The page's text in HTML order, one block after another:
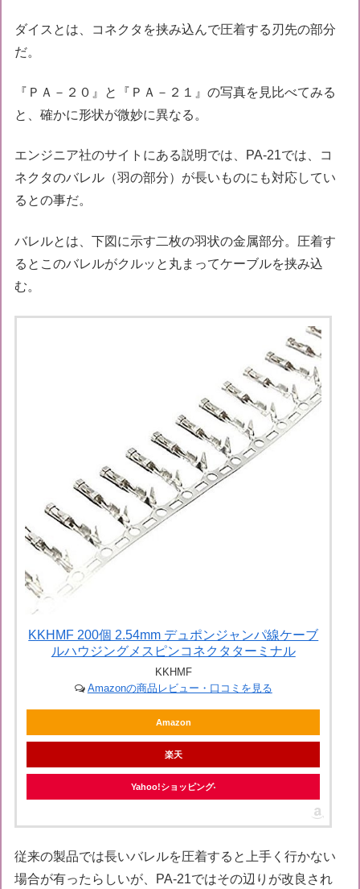
ダイスとは、コネクタを挟み込んで圧着する刃先の部分
だ。
『ＰＡ－２０』と『ＰＡ－２１』の写真を見比べてみる
と、確かに形状が微妙に異なる。
エンジニア社のサイトにある説明では、PA-21では、コ
ネクタのバレル（羽の部分）が長いものにも対応してい
るとの事だ。
バレルとは、下図に示す二枚の羽状の金属部分。圧着す
るとこのバレルがクルッと丸まってケーブルを挟み込
む。
KKHMF 200個 2.54mm デュポンジャンパ線ケーブ
ルハウジングメスピンコネクタターミナル
KKHMF
Amazonの商品レビュー・口コミを見る
Amazon
楽天
Yahoo!ショッピング
従来の製品では長いバレルを圧着すると上手く行かない
場合が有ったらしいが、PA-21ではその辺りが改良され